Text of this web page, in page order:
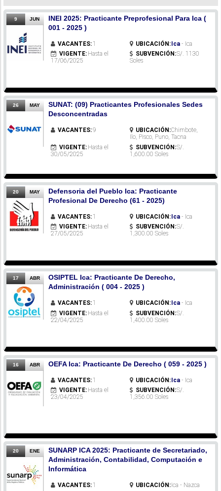
9 JUN
INEI 2025: Practicante Preprofesional Para Ica (
001 - 2025 )
VACANTES: 1 UBICACIÓN:Ica - Ica
VIGENTE: Hasta el
17/06/2025
SUBVENCIÓN:S/. 1130
Soles
26 MAY
SUNAT: (09) Practicantes Profesionales Sedes
Desconcentradas
VACANTES:9 UBICACIÓN:Chimbote,
Ilo, Pisco, Puno, Tacna
VIGENTE: Hasta el
30/05/2025
SUBVENCIÓN:S/.
1,600.00 Soles
20 MAY
Defensoria del Pueblo Ica: Practicante
Profesional De Derecho (61 - 2025)
VACANTES: 1 UBICACIÓN:Ica - Ica
VIGENTE: Hasta el
27/05/2025
SUBVENCIÓN:S/.
1,300.00 Soles
17 ABR
OSIPTEL Ica: Practicante De Derecho,
Administración ( 004 - 2025 )
VACANTES: 1 UBICACIÓN: Ica - Ica
VIGENTE: Hasta el
22/04/2025
SUBVENCIÓN:S/.
1,400.00 Soles
16 ABR OEFA Ica: Practicante De Derecho ( 059 - 2025 )
VACANTES: 1 UBICACIÓN:Ica - Ica
VIGENTE: Hasta el
23/04/2025
SUBVENCIÓN:S/.
1,356.00 Soles
20 ENE
SUNARP ICA 2025: Practicante de Secretariado,
Administración, Contabilidad, Computación e
Informática
VACANTES: 1 UBICACIÓN: Ica - Nazca